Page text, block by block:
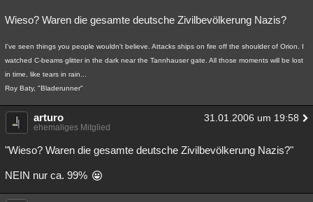
Wieso? Waren die gesamte deutsche Zivilbevölkerung Nazis?
I've seen things you people wouldn't believe. Attacks ships on fire off the shoulder of Orion. I
watched C-beams glitter in the dark near the Tannhauser gate. All those moments will be lost
in time, like tears in rain...
Roy Baty, "Bladerunner"
arturo 31.01.2006 um 19:58
ehemaliges Mitglied
"Wieso? Waren die gesamte deutsche Zivilbevölkerung Nazis?"
NEIN nur ca. 99%